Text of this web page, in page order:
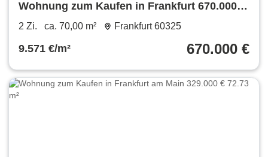
Wohnung zum Kaufen in Frankfurt 670.000 €
70 m²
2 Zi. ca. 70,00 m² Frankfurt 60325
9.571 €/m² 670.000 €